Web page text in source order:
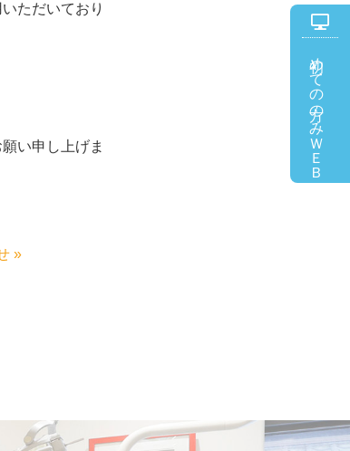
初めての方のみ
ＷＥＢ予約
ただいており
い申し上げま
»